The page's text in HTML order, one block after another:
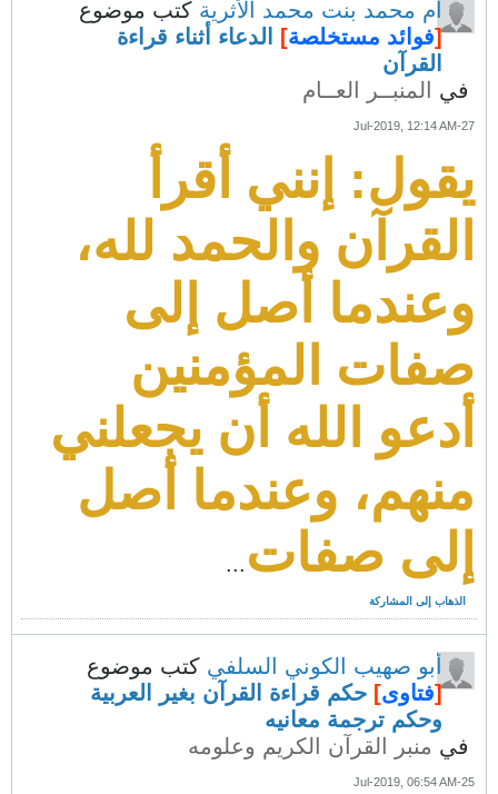
أم محمد بنت محمد الأثرية كتب موضوع
[فوائد مستخلصة]
الدعاء أثناء قراءة
القرآن
في
المنبــر العــام
27-Jul-2019, 12:14 AM
يقول: إنني أقرأ
القرآن والحمد لله،
وعندما أصل إلى
صفات المؤمنين
أدعو الله أن يجعلني
منهم، وعندما أصل
إلى صفات ...
الذهاب إلى المشاركة
أبو صهيب الكوني السلفي كتب موضوع
[فتاوى] حكم قراءة القرآن بغير العربية
وحكم ترجمة معانيه
في منبر القرآن الكريم وعلومه
25-Jul-2019, 06:54 AM